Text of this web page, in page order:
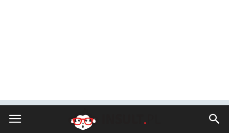
Insult.pl